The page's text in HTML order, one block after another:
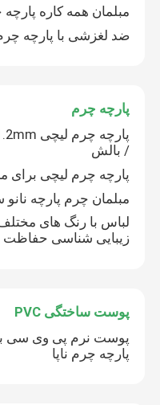
مبلمان همه کاره
ضد لغزشی با پارچه
پارچه چرم
/ بالش
پارچه چرم لیچی
مبلمان چرم پارچه
لباس با رنگ های
زیبایی شناسی حفاظت
پوست ساختگی PVC
پوست نرم پی وی سی
پارچه چرم ناپا